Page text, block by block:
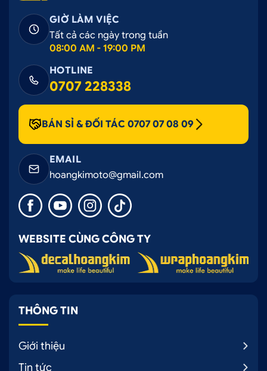
GIỜ LÀM VIỆC
Tất cả các ngày trong tuần
08:00 AM - 19:00 PM
HOTLINE
0707 228338
BÁN SỈ & ĐỐI TÁC 0707 07 08 09
EMAIL
hoangkimoto@gmail.com
WEBSITE CÙNG CÔNG TY
THÔNG TIN
Giới thiệu
Tin tức